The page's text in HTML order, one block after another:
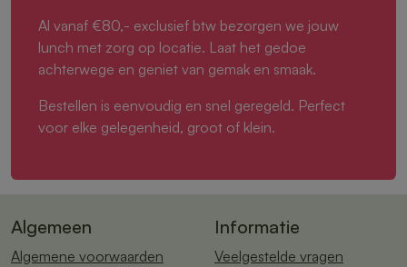
Al vanaf €80,- exclusief btw bezorgen we jouw
lunch met zorg op locatie. Laat het gedoe
achterwege en geniet van gemak en smaak.
Bestellen is eenvoudig en snel geregeld. Perfect
voor elke gelegenheid, groot of klein.
Algemeen
Algemene voorwaarden
Informatie
Veelgestelde vragen